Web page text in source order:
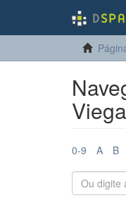
0-9 A B